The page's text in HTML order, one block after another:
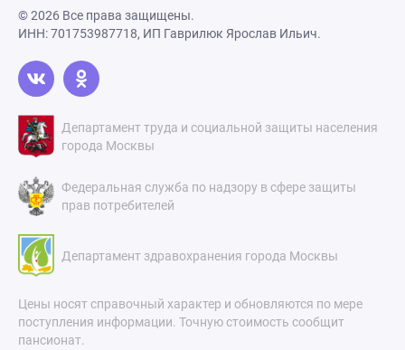
© 2026 Все права защищены.
ИНН: 701753987718, ИП Гаврилюк Ярослав Ильич.
Департамент труда и социальной защиты населения
города Москвы
Федеральная служба по надзору в сфере защиты
прав потребителей
Департамент здравохранения города Москвы
Цены носят справочный характер и обновляются по мере
поступления информации. Точную стоимость сообщит
пансионат.